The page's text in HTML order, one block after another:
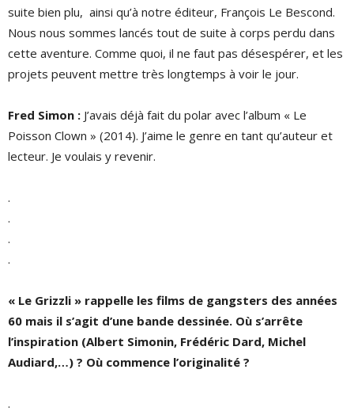
suite bien plu, ainsi qu’à notre éditeur, François Le Bescond.
Nous nous sommes lancés tout de suite à corps perdu dans
cette aventure. Comme quoi, il ne faut pas désespérer, et les
projets peuvent mettre très longtemps à voir le jour.
Fred Simon : J’avais déjà fait du polar avec l’album « Le
Poisson Clown » (2014). J’aime le genre en tant qu’auteur et
lecteur. Je voulais y revenir.
.
.
.
.
« Le Grizzli » rappelle les films de gangsters des années
60 mais il s’agit d’une bande dessinée. Où s’arrête
l’inspiration (Albert Simonin, Frédéric Dard, Michel
Audiard,…) ? Où commence l’originalité ?
.